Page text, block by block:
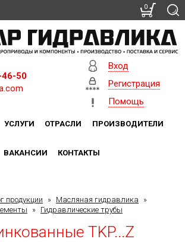
50
Вход
Регистрация
Помощь
УСЛУГИ ОТРАСЛИ ПРОИЗВОДИТЕЛИ
ВАКАНСИИ КОНТАКТЫ
продукции » Масляная гидравлика
»
» Гидравлические трубы
TKP...Z
0